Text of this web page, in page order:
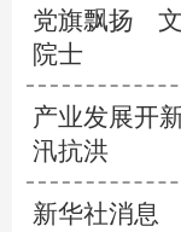
党旗飘扬
院士
产业发展开
汛抗洪
新华社消息